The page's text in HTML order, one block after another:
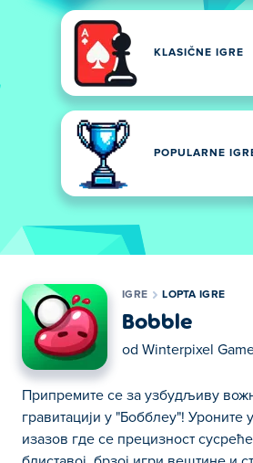
KLASIČNE IGRE
POPULARNE
IGRE LOPTA IGRE
Bobble
od Winterpixel
Припремите се за узбудљиву
гравитацији у "Бобблеу"! Уроните
изазов где се прецизност